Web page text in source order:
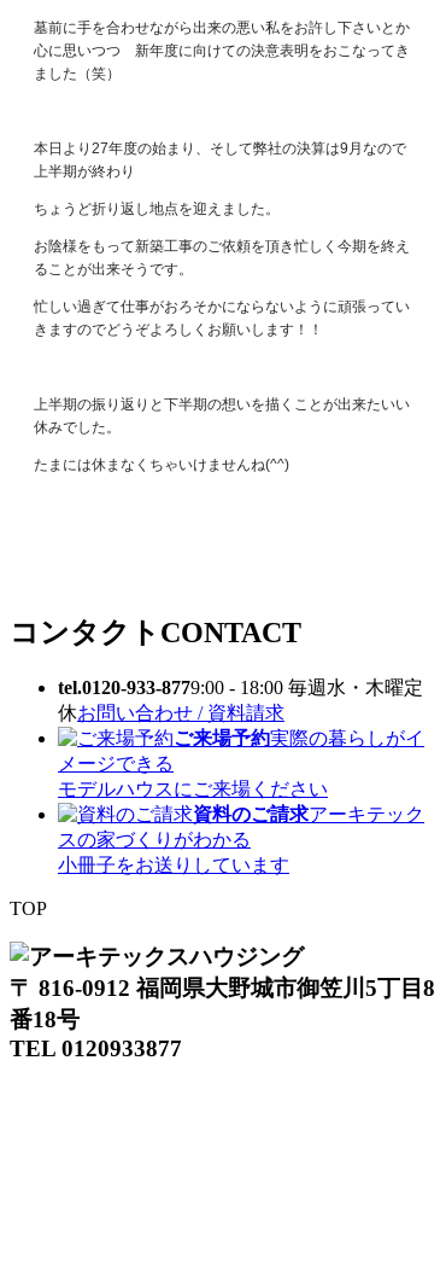
墓前に手を合わせながら出来の悪い私をお許し下さいとか
心に思いつつ 新年度に向けての決意表明をおこなってき
ました（笑）
本日より27年度の始まり、そして弊社の決算は9月なので
上半期が終わり
ちょうど折り返し地点を迎えました。
お陰様をもって新築工事のご依頼を頂き忙しく今期を終え
ることが出来そうです。
忙しい過ぎて仕事がおろそかにならないように頑張ってい
きますのでどうぞよろしくお願いします！！
上半期の振り返りと下半期の想いを描くことが出来たいい
休みでした。
たまには休まなくちゃいけませんね(^^)
コンタクト CONTACT
tel.0120-933-8779:00 - 18:00 毎週水・木曜定
休お問い合わせ / 資料請求
ご来場予約実際の暮らしがイ
メージできる
モデルハウスにご来場ください
資料のご請求アーキテック
スの家づくりがわかる
小冊子をお送りしています
TOP
〒 816-0912 福岡県大野城市御笠川5丁目8
番18号
TEL 0120933877